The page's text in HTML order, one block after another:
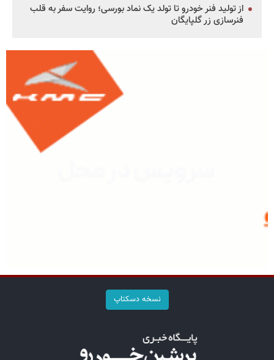
از تولید فنر خودرو تا تولد یک نماد بورسی؛ روایت سفر به قلب
فنرسازی زر گلپایگان
نسخه دسکتاپ